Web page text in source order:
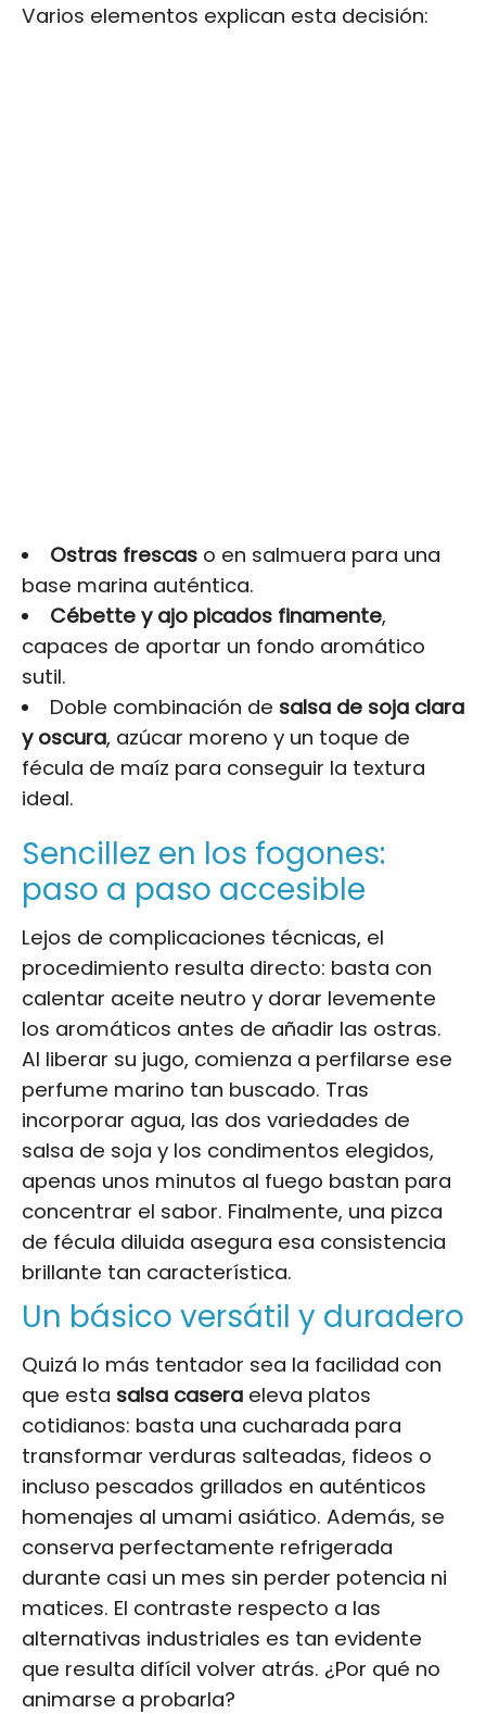
Varios elementos explican esta decisión:
Ostras frescaso en salmuera para una
base marina auténtica.
Cébette y ajo picados finamente,
capaces de aportar un fondo aromático
sutil.
Doble combinación de salsa de soja clara
y oscura, azúcar moreno y un toque de
fécula de maíz para conseguir la textura
ideal.
Sencillez en los fogones:
paso a paso accesible
Lejos de complicaciones técnicas, el
procedimiento resulta directo: basta con
calentar aceite neutro y dorar levemente
los aromáticos antes de añadir las ostras.
Al liberar su jugo, comienza a perfilarse ese
perfume marino tan buscado. Tras
incorporar agua, las dos variedades de
salsa de soja y los condimentos elegidos,
apenas unos minutos al fuego bastan para
concentrar el sabor. Finalmente, una pizca
de fécula diluida asegura esa consistencia
brillante tan característica.
Un básico versátil y duradero
Quizá lo más tentador sea la facilidad con
que esta salsa casera eleva platos
cotidianos: basta una cucharada para
transformar verduras salteadas, fideos o
incluso pescados grillados en auténticos
homenajes al umami asiático. Además, se
conserva perfectamente refrigerada
durante casi un mes sin perder potencia ni
matices. El contraste respecto a las
alternativas industriales es tan evidente
que resulta difícil volver atrás. ¿Por qué no
animarse a probarla?